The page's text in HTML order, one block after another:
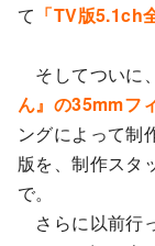
て 「TV版5.1ch
そしてついに
ん』の35mmフ
ングによって制
版を、制作スタ
で。
さらに以前行